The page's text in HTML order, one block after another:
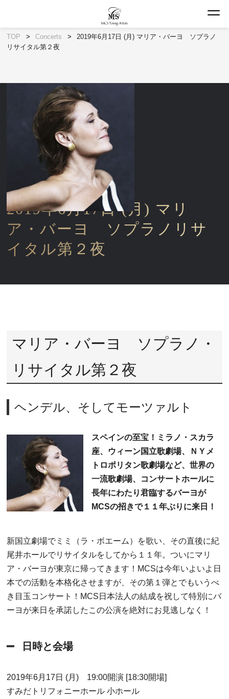
TOP Concerts
2019年6月17日 (月) マリア・バーヨ ソプラノ
リサイタル第２夜
2019年6月17日 (月) マリ
ア・バーヨ ソプラノリサ
イタル第２夜
マリア・バーヨ ソプラノ・
リサイタル第２夜
ヘンデル、そしてモーツァルト
スペインの至宝！ミラノ・スカラ
座、ウィーン国立歌劇場、ＮＹメ
トロポリタン歌劇場など、世界の
一流歌劇場、コンサートホールに
長年にわたり君臨するバーヨが
MCSの招きで１１年ぶりに来日！
新国立劇場でミミ（ラ・ボエーム）を歌い、その直後に紀
尾井ホールでリサイタルをしてから１１年。ついにマリ
ア・バーヨが東京に帰ってきます！MCSは今年いよいよ日
本での活動を本格化させますが、その第１弾とでもいうべ
き目玉コンサート！MCS日本法人の結成を祝して特別にバ
ーヨが来日を承諾したこの公演を絶対にお見逃しなく！
日時と会場
2019年6月17日 (月) 19:00開演 [18:30開場]
すみだトリフォニーホール 小ホール